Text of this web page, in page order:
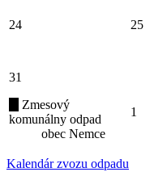
24 25
31
Zmesový
komunálny odpad
obec Nemce
1
Kalendár zvozu odpadu